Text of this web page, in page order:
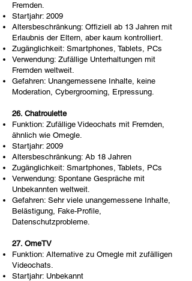
Fremden.
Startjahr: 2009
Altersbeschränkung: Offiziell ab 13 Jahren mit
Erlaubnis der Eltern, aber kaum kontrolliert.
Zugänglichkeit: Smartphones, Tablets, PCs
Verwendung: Zufällige Unterhaltungen mit
Fremden weltweit.
Gefahren: Unangemessene Inhalte, keine
Moderation, Cybergrooming, Erpressung.
26. Chatroulette
Funktion: Zufällige Videochats mit Fremden,
ähnlich wie Omegle.
Startjahr: 2009
Altersbeschränkung: Ab 18 Jahren
Zugänglichkeit: Smartphones, Tablets, PCs
Verwendung: Spontane Gespräche mit
Unbekannten weltweit.
Gefahren: Sehr viele unangemessene Inhalte,
Belästigung, Fake-Profile,
Datenschutzprobleme.
27. OmeTV
Funktion: Alternative zu Omegle mit zufälligen
Videochats.
Startjahr: Unbekannt